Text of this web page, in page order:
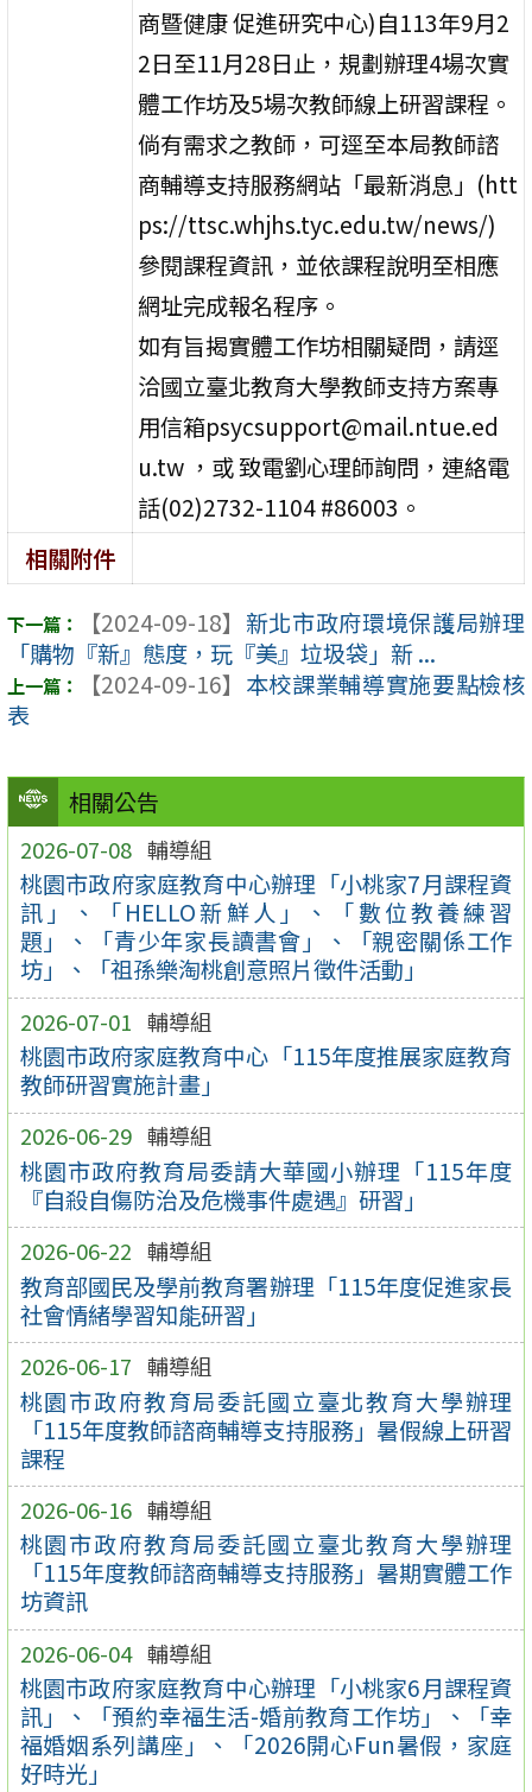
相關公告
2026-07-08 輔導組
桃園市政府家庭教育中心辦理「小桃家7月課程資
訊」、「HELLO新鮮人」、「數位教養練習
題」、「青少年家長讀書會」、「親密關係工作
坊」、「祖孫樂淘桃創意照片徵件活動」
2026-07-01 輔導組
桃園市政府家庭教育中心「115年度推展家庭教育
教師研習實施計畫」
2026-06-29 輔導組
桃園市政府教育局委請大華國小辦理「115年度
『自殺自傷防治及危機事件處遇』研習」
2026-06-22 輔導組
教育部國民及學前教育署辦理「115年度促進家長
社會情緒學習知能研習」
2026-06-17 輔導組
桃園市政府教育局委託國立臺北教育大學辦理
「115年度教師諮商輔導支持服務」暑假線上研習
課程
2026-06-16 輔導組
桃園市政府教育局委託國立臺北教育大學辦理
「115年度教師諮商輔導支持服務」暑期實體工作
坊資訊
2026-06-04 輔導組
桃園市政府家庭教育中心辦理「小桃家6月課程資
訊」、「預約幸福生活-婚前教育工作坊」、「幸
福婚姻系列講座」、「2026開心Fun暑假，家庭
好時光」
商暨健康 促進研究中心)自113年9月2
2日至11月28日止，規劃辦理4場次實
體工作坊及5場次教師線上研習課程。
倘有需求之教師，可逕至本局教師諮
商輔導支持服務網站「最新消息」(htt
ps://ttsc.whjhs.tyc.edu.tw/news/)
參閱課程資訊，並依課程說明至相應
網址完成報名程序。
如有旨揭實體工作坊相關疑問，請逕
洽國立臺北教育大學教師支持方案專
用信箱psycsupport@mail.ntue.ed
u.tw ，或 致電劉心理師詢問，連絡電
話(02)2732-1104 #86003。
相關附件
【2024-09-18】 新北市政府環境保護局辦理
「購物『新』態度，玩『美』垃圾袋」新 ...
【2024-09-16】 本校課業輔導實施要點檢核
表